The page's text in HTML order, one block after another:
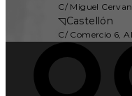
C/ Miguel
◹Castellón
C/ Comercio 6,